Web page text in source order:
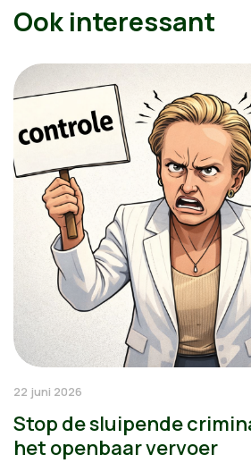
Ook interessant
22 juni 2026
Stop de sluipende
het openbaar vervoer